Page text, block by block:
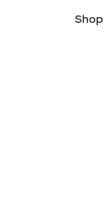
Shop